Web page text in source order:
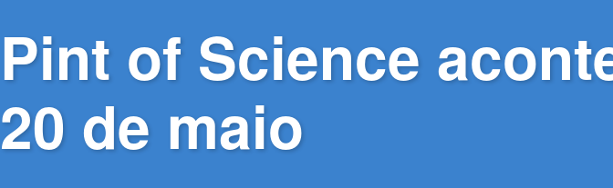
Pint of Science
20 de maio